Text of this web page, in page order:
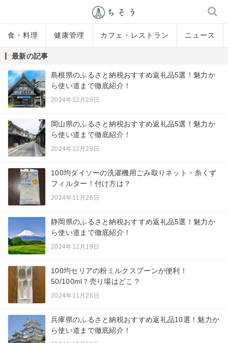
食・料理 健康管理 カフェ・レストラン ニュース
最新の記事
島根県のふるさと納税おすすめ返礼品5選！魅力か
ら使い道まで徹底紹介！
2024年12月29日
岡山県のふるさと納税おすすめ返礼品5選！魅力か
ら使い道まで徹底紹介！
2024年12月29日
100均ダイソーの洗濯機用ごみ取りネット・糸くず
フィルター！付け方は？
2024年11月26日
静岡県のふるさと納税おすすめ返礼品5選！魅力か
ら使い道まで徹底紹介！
2024年12月19日
100均セリアの粉ミルクスプーンが便利！
50/100ml？売り場はどこ？
2024年11月26日
兵庫県のふるさと納税おすすめ返礼品10選！魅力か
ら使い道まで徹底紹介！